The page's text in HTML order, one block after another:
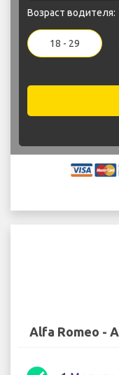
Возраст водителя:
18 - 29
Alfa Romeo -